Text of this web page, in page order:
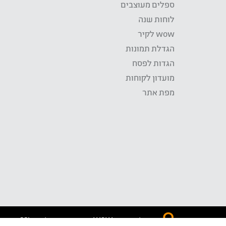
ספלים מעוצבים
לוחות שנה
wow לקיר
הגדלת תמונות
הגדות לפסח
מועדון לקוחות
מפת אתר
התשלום באתר WOW מאובטח בטכנולוגית SSL